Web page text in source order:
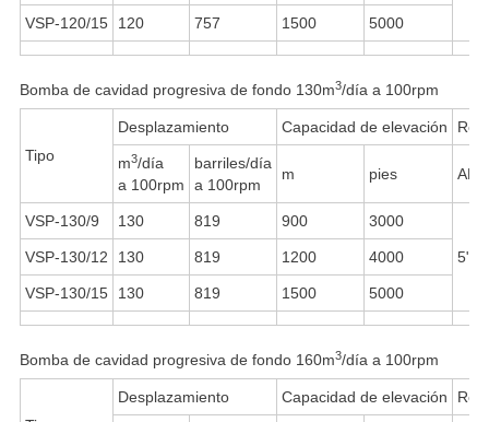
VSP-120/15 120 757 1500 5000
Bomba de cavidad progresiva de fondo 130m3/día a 100rpm
Tipo
Desplazamiento Capacidad de elevación
m3/día
a 100rpm
barriles/día
a 100rpm
m pies API
VSP-130/9 130 819 900 3000
VSP-130/12 130 819 1200 4000
VSP-130/15 130 819 1500 5000
Bomba de cavidad progresiva de fondo 160m3/día a 100rpm
Desplazamiento Capacidad de elevación